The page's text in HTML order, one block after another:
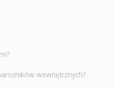
wewnętrznych?